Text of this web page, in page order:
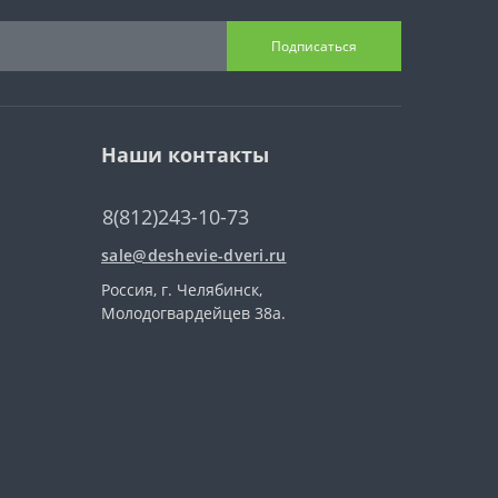
Подписаться
Наши контакты
8(812)243-10-73
sale@deshevie-dveri.ru
Россия, г. Челябинск,
Молодогвардейцев 38а.